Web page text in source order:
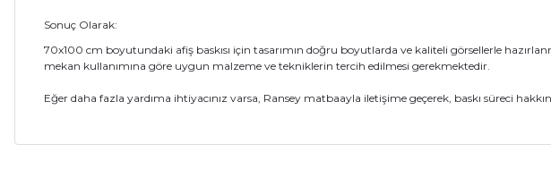
Sonuç Olarak:
70x100 cm boyutundaki afiş baskısı için tasarımın doğru boyutlarda ve kaliteli görsellerle
mekan kullanımına göre uygun malzeme ve tekniklerin tercih edilmesi gerekmektedir.
Eğer daha fazla yardıma ihtiyacınız varsa, Ransey matbaayla iletişime geçerek, baskı süreci